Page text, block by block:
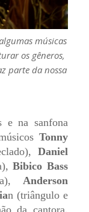
músicas
os gêneros,
parte da nossa
e na sanfona
Tonny
Daniel
Bibico Bass
Anderson
n (triângulo e
da cantora,